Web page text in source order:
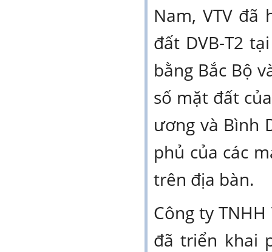
Nam, VTV
đất DVB-T2
bằng Bắc Bộ
số mặt đất
ương và Bình
phủ của các
trên địa bàn.
Công ty
đã triển khai